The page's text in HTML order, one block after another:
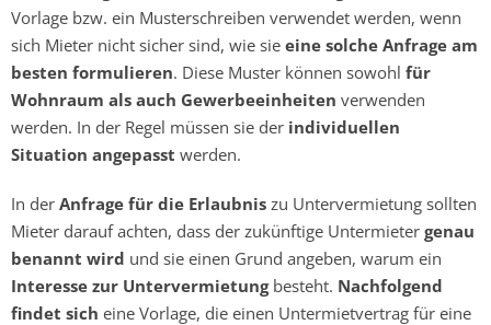
Vorlage bzw. ein Musterschreiben verwendet werden, wenn
sich Mieter nicht sicher sind, wie sie eine solche Anfrage am
besten formulieren. Diese Muster können sowohl für
Wohnraum als auch Gewerbeeinheiten verwenden
werden. In der Regel müssen sie der individuellen
Situation angepasst werden.
In der Anfrage für die Erlaubnis zu Untervermietung sollten
Mieter darauf achten, dass der zukünftige Untermieter genau
benannt wird und sie einen Grund angeben, warum ein
Interesse zur Untervermietungbesteht. Nachfolgend
findet sich eine Vorlage, die einen Untermietvertrag für eine